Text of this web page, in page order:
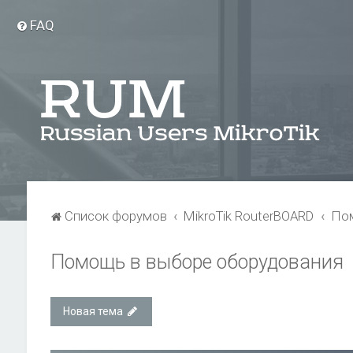
FAQ
Список форумов MikroTik RouterBOARD
Помощь в выборе оборудования
Новая тема